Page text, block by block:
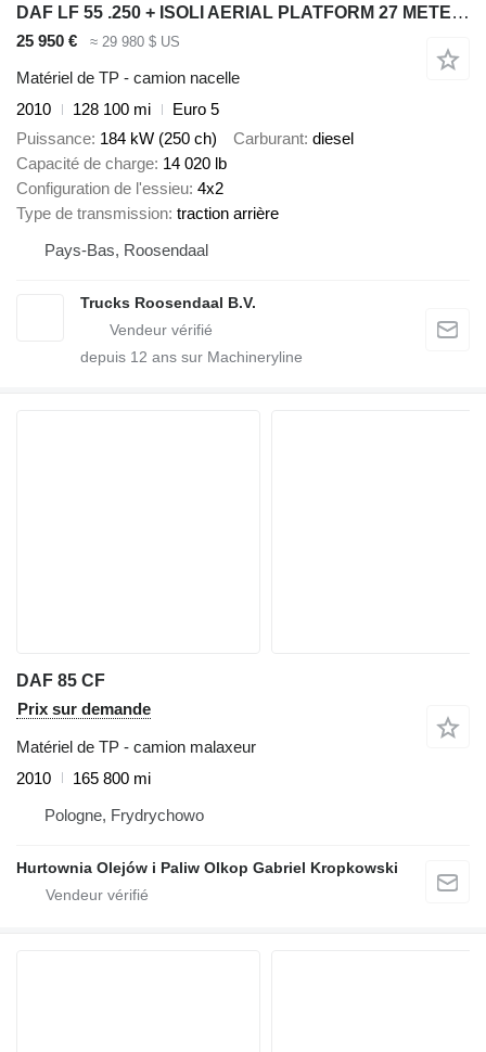
DAF LF 55 .250 + ISOLI AERIAL PLATFORM 27 METERS + MANUAL + EURO 5
25 950 € ≈ 29 980 $ US
Matériel de TP - camion nacelle
2010
128 100 mi
Euro 5
Puissance 184 kW (250 ch) Carburant diesel
Capacité de charge 14 020 lb
Configuration de l'essieu 4x2
Type de transmission traction arrière
Pays-Bas, Roosendaal
Trucks Roosendaal B.V.
depuis 12 ans sur Machineryline
DAF 85 CF
Prix sur demande
Matériel de TP - camion malaxeur
2010
165 800 mi
Pologne, Frydrychowo
Hurtownia Olejów i Paliw Olkop Gabriel Kropkowski